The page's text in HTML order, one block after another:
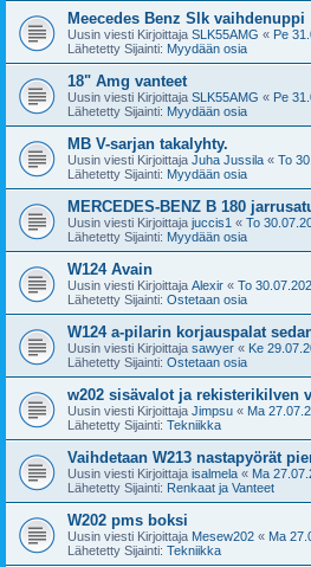
Meecedes Benz Slk vaihdenuppi
Uusin viesti Kirjoittaja SLK55AMG « Pe
Lähetetty Sijainti: Myydään osia
18" Amg vanteet
Uusin viesti Kirjoittaja SLK55AMG « Pe
Lähetetty Sijainti: Myydään osia
MB V-sarjan takalyhty.
Uusin viesti Kirjoittaja Juha Jussila « To
Lähetetty Sijainti: Myydään osia
MERCEDES-BENZ B 180
Uusin viesti Kirjoittaja juccis1 « To
Lähetetty Sijainti: Myydään osia
W124 Avain
Uusin viesti Kirjoittaja Alexir « To
Lähetetty Sijainti: Ostetaan osia
W124 a-pilarin korjauspalat
Uusin viesti Kirjoittaja sawyer « Ke
Lähetetty Sijainti: Ostetaan osia
w202 sisävalot ja rekisterikilven
Uusin viesti Kirjoittaja Jimpsu « Ma
Lähetetty Sijainti: Tekniikka
Vaihdetaan W213 nastapyörät
Uusin viesti Kirjoittaja isalmela « Ma
Lähetetty Sijainti: Renkaat ja Vanteet
W202 pms boksi
Uusin viesti Kirjoittaja Mesew202 « Ma
Lähetetty Sijainti: Tekniikka